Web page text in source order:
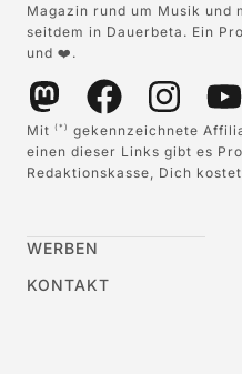
Magazin rund um Musik und
seitdem in Dauerbeta. Ein
und ❤️.
Mit (*)
gekennzeichnete
einen dieser Links gibt es
Redaktionskasse, Dich
WERBEN
KONTAKT